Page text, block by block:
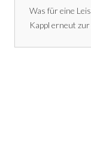
Was für eine
Kappl erneut